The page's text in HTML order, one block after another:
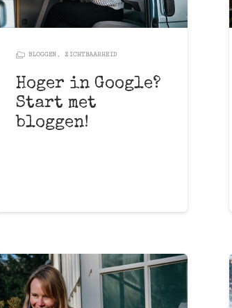
BLOGGEN, ZICHTBAARHEID
Hoger in Google?
Start met
bloggen!